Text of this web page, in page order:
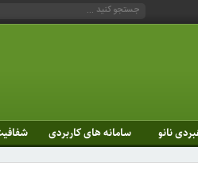
نانو سامانه های کاربردی